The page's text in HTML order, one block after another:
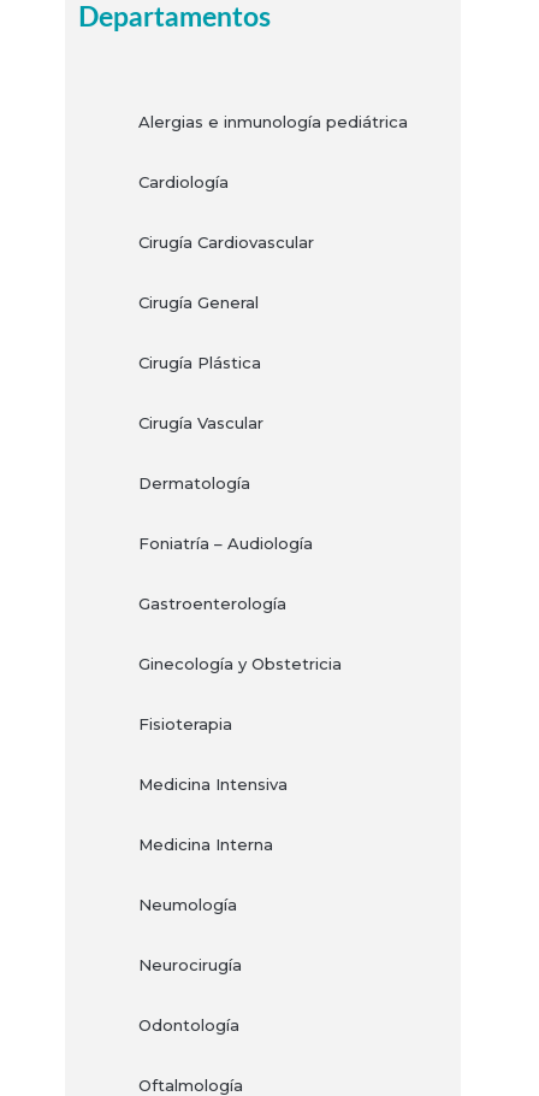
Departamentos
Alergias e inmunología pediátrica
Cardiología
Cirugía Cardiovascular
Cirugía General
Cirugía Plástica
Cirugía Vascular
Dermatología
Foniatría – Audiología
Gastroenterología
Ginecología y Obstetricia
Fisioterapia
Medicina Intensiva
Medicina Interna
Neumología
Neurocirugía
Odontología
Oftalmología